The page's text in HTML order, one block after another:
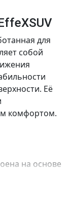
для
собой
Её
комфортом.
на основе
Такие блоки